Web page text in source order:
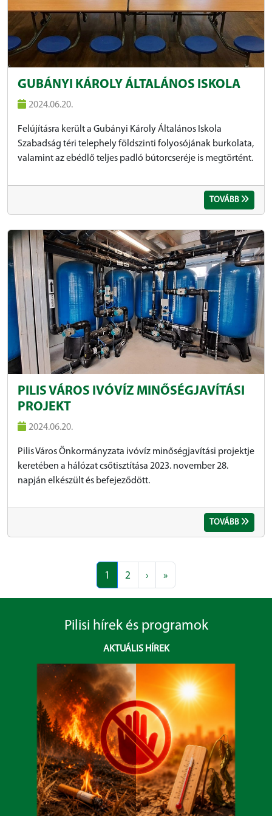
GUBÁNYI KÁROLY ÁLTALÁNOS ISKOLA
2024.06.20.
Felújításra került a Gubányi Károly Általános Iskola
Szabadság téri telephely földszinti folyosójának burkolata,
valamint az ebédlő teljes padló bútorcseréje is megtörtént.
TOVÁBB
PILIS VÁROS IVÓVÍZ MINŐSÉGJAVÍTÁSI
PROJEKT
2024.06.20.
Pilis Város Önkormányzata ivóvíz minőségjavítási projektje
keretében a hálózat csőtisztítása 2023. november 28.
napján elkészült és befejeződött.
TOVÁBB
1 2 › »
Pilisi hírek és programok
AKTUÁLIS HÍREK